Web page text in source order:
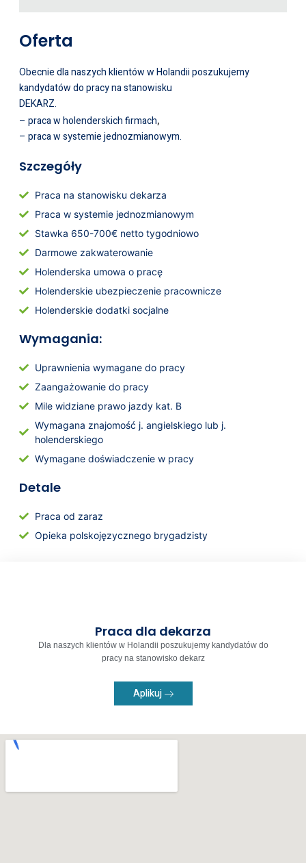
Oferta
Obecnie dla naszych klientów w Holandii poszukujemy
kandydatów do pracy na stanowisku
DEKARZ.
– praca w holenderskich firmach,
– praca w systemie jednozmianowym.
Szczegóły
Praca na stanowisku dekarza
Praca w systemie jednozmianowym
Stawka 650-700€ netto tygodniowo
Darmowe zakwaterowanie
Holenderska umowa o pracę
Holenderskie ubezpieczenie pracownicze
Holenderskie dodatki socjalne
Wymagania:
Uprawnienia wymagane do pracy
Zaangażowanie do pracy
Mile widziane prawo jazdy kat. B
Wymagana znajomość j. angielskiego lub j.
holenderskiego
Wymagane doświadczenie w pracy
Detale
Praca od zaraz
Opieka polskojęzycznego brygadzisty
Praca dla dekarza
Dla naszych klientów w Holandii poszukujemy kandydatów do
pracy na stanowisko dekarz
Aplikuj